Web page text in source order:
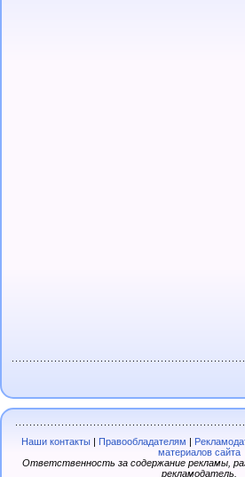
Наши контакты| Правообладателям
материалов сайта
Ответственность за содержание рекламы,
рекламодатель.